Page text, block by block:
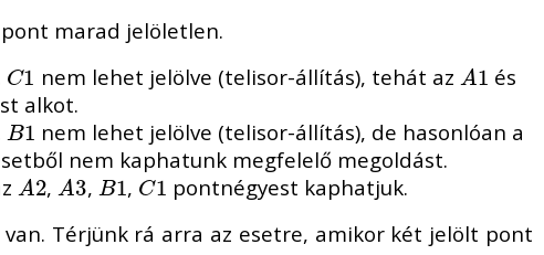
marad jelöletlen.
C1
C1 nem lehet jelölve (telisor-állítás), tehát az A1
A1 és
alkot.
B1
B1 nem lehet jelölve (telisor-állítás), de hasonlóan a
nem kaphatunk megfelelő megoldást.
A2
A2,A3
A3, B1
B1, C1
C1 pontnégyest kaphatjuk.
Térjünk rá arra az esetre, amikor két jelölt pont